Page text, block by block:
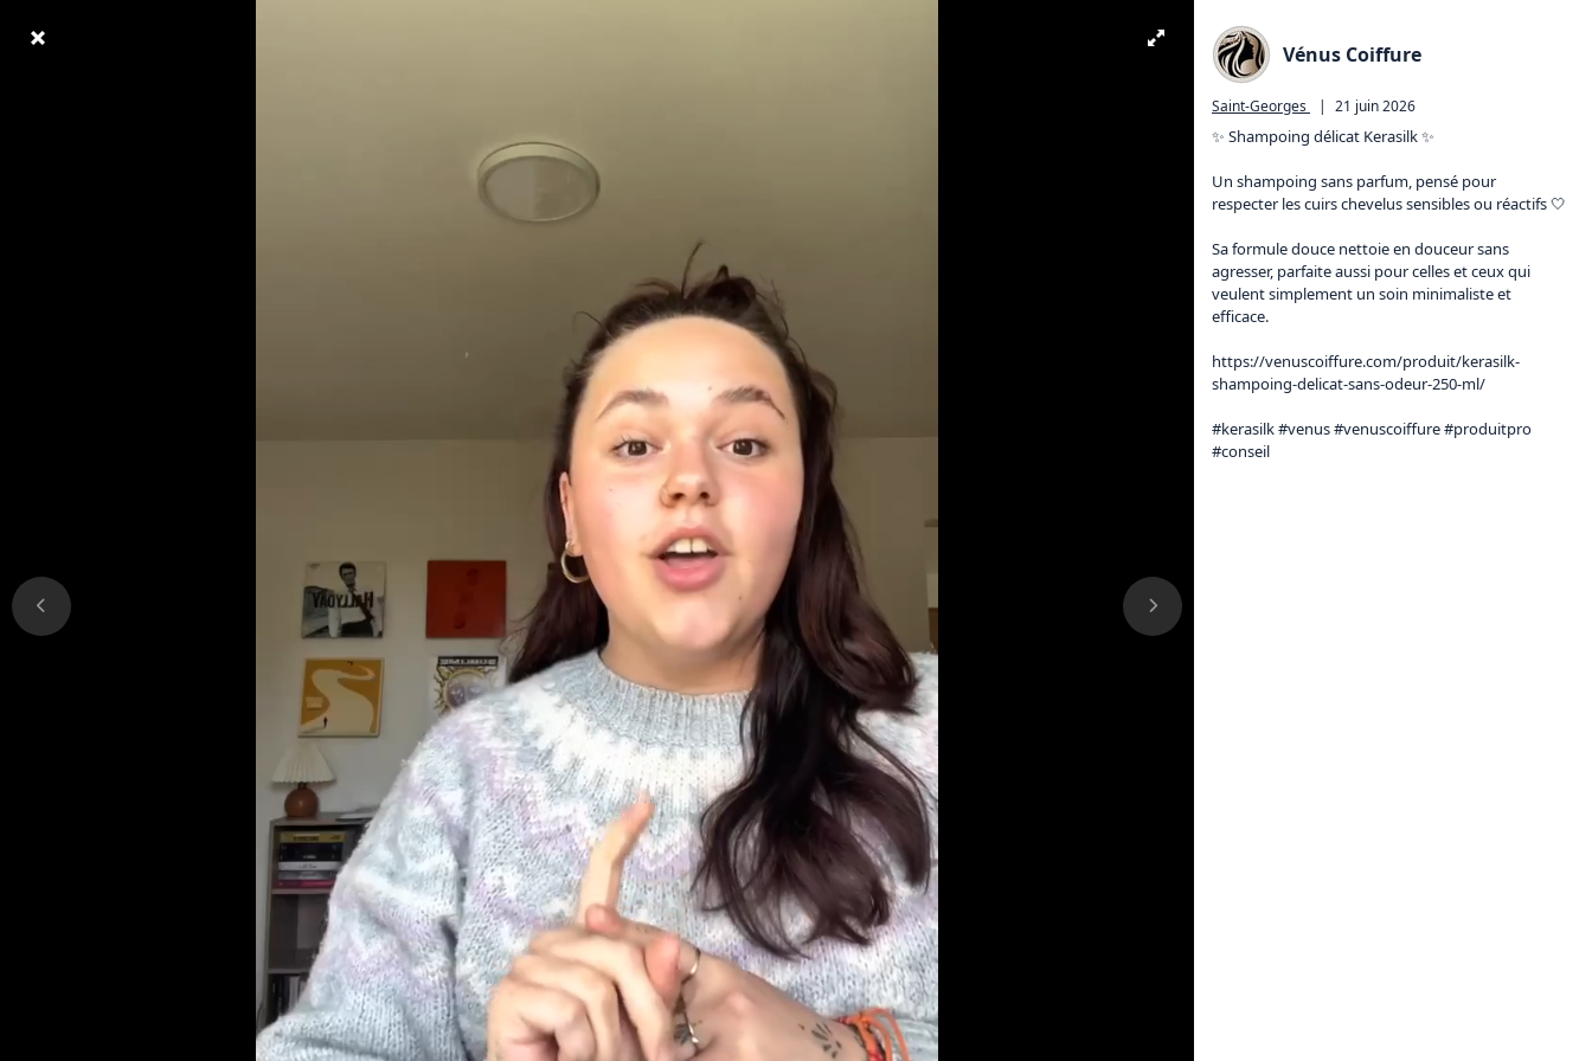
Vénus Coiffure
Saint-Georges | 21 juin 2026
✨ Shampoing délicat Kerasilk ✨
Un shampoing sans parfum, pensé pour
respecter les cuirs chevelus sensibles ou réactifs 🤍
Sa formule douce nettoie en douceur sans
agresser, parfaite aussi pour celles et ceux qui
veulent simplement un soin minimaliste et
efficace.
https://venuscoiffure.com/produit/kerasilk-
shampoing-delicat-sans-odeur-250-ml/
#kerasilk #venus #venuscoiffure #produitpro
#conseil